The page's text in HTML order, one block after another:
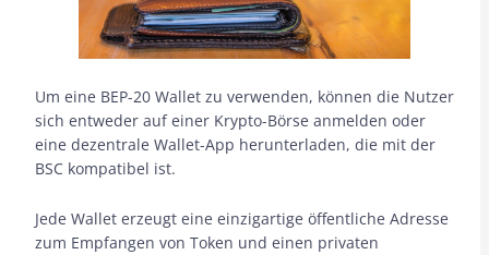
Um eine BEP-20 Wallet zu verwenden, können die Nutzer
sich entweder auf einer Krypto-Börse anmelden oder
eine dezentrale Wallet-App herunterladen, die mit der
BSC kompatibel ist.
Jede Wallet erzeugt eine einzigartige öffentliche Adresse
zum Empfangen von Token und einen privaten